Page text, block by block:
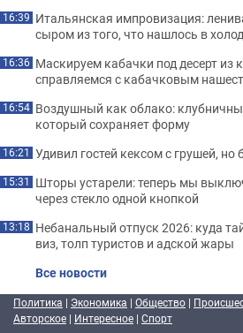
16:39 Итальянская импровизация:
сыром из того, что нашлось в
16:36 Маскируем кабачки под десерт из
справляемся с кабачковым
16:54 Воздушный как облако:
который сохраняет форму
16:21 Удивил гостей кексом с грушей, но
15:31 Шторы устарели: теперь мы
через стекло одной кнопкой
13:18 Небанальный отпуск 2026: куда
виз, толп туристов и адской жары
Все новости
Политика | Экономика | Общество |
Авторское | Интересное | Спорт